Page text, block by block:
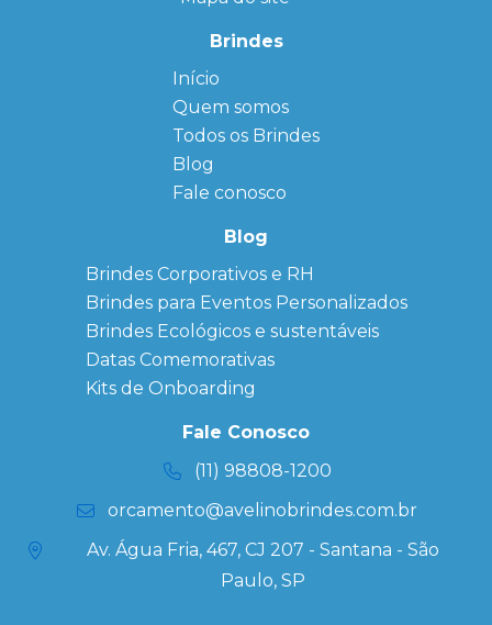
Brindes
Início
Quem somos
← Back
FAQ
Sitemap
Todos os Brindes
← Back
Agendas
Personalizadas
Personalizado
personalizados
Brindes
Corporativos
Copos Térmicos
Personalizados
Datas Especiais
Ecobag
Personalizada
Kits
Blog
Fale conosco
Blog
Brindes Corporativos e RH
Brindes para Eventos Personalizados
Brindes Ecológicos e sustentáveis
Datas Comemorativas
Kits de Onboarding
Fale Conosco
(11) 98808-1200
orcamento@avelinobrindes.com.br
Av. Água Fria, 467, CJ 207 - Santana - São
Paulo, SP